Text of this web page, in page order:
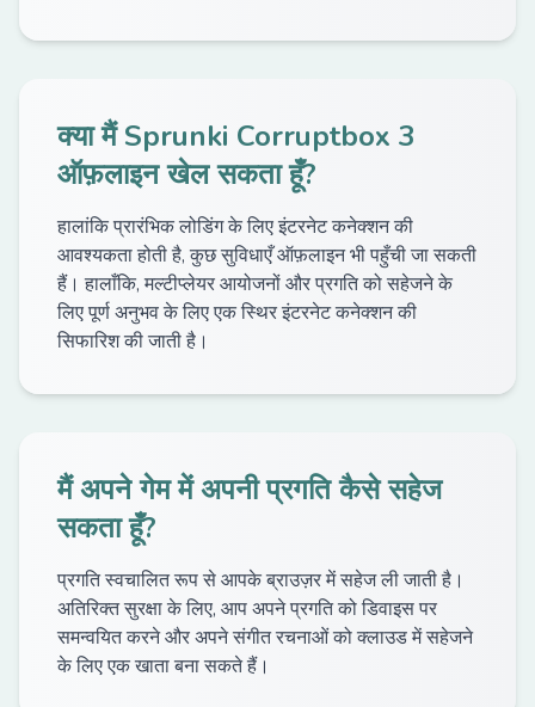
क्या मैं Sprunki Corruptbox 3
ऑफ़लाइन खेल सकता हूँ?
हालांकि प्रारंभिक लोडिंग के लिए इंटरनेट कनेक्शन की
आवश्यकता होती है, कुछ सुविधाएँ ऑफ़लाइन भी पहुँची जा सकती
हैं। हालाँकि, मल्टीप्लेयर आयोजनों और प्रगति को सहेजने के
लिए पूर्ण अनुभव के लिए एक स्थिर इंटरनेट कनेक्शन की
सिफारिश की जाती है।
मैं अपने गेम में अपनी प्रगति कैसे सहेज
सकता हूँ?
प्रगति स्वचालित रूप से आपके ब्राउज़र में सहेज ली जाती है।
अतिरिक्त सुरक्षा के लिए, आप अपने प्रगति को डिवाइस पर
समन्वयित करने और अपने संगीत रचनाओं को क्लाउड में सहेजने
के लिए एक खाता बना सकते हैं।